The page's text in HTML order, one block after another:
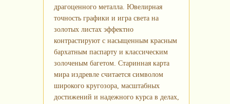
драгоценного металла. Ювелирная
точность графики и игра света на
золотых листах эффектно
контрастируют с насыщенным красным
бархатным паспарту и классическим
золоченым багетом. Старинная карта
мира издревле считается символом
широкого кругозора, масштабных
достижений и надежного курса в делах,